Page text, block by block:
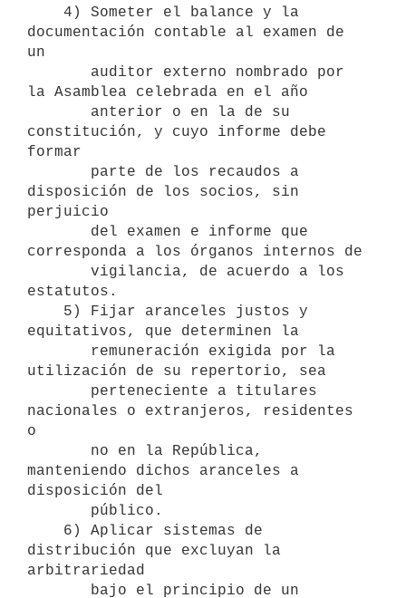
documentación contable al examen de
un
la Asamblea celebrada en el año
constitución, y cuyo informe debe
formar
disposición de los socios, sin
perjuicio
corresponda a los órganos internos de
estatutos.
equitativos, que determinen la
utilización de su repertorio, sea
nacionales o extranjeros, residentes
o
manteniendo dichos aranceles a
disposición del
distribución que excluyan la
arbitrariedad